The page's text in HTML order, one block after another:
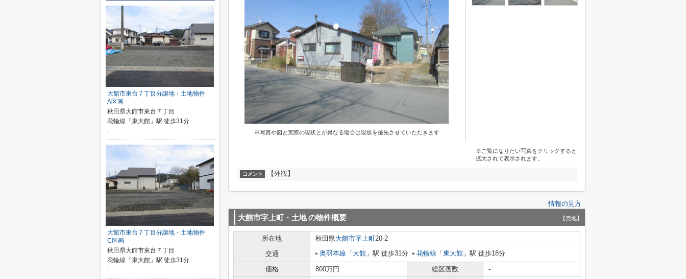
※写真や図と実際の現状とが異なる場合は現状を優先させていただきます
※ご覧になりたい写真をクリックすると
拡大されて表示されます。
コメント 【外観】
情報の見方
大館市字上町・土地の物件概要 【売地】
所在地 秋田県大館市字上町20-2
交通
奥羽本線 「 大館 」駅 徒歩31分 花輪線 「 東大館 」駅 徒歩18分
価格 800万円 総区画数
-
大館市東台７丁目分譲地・土地物件
A区画
秋田県大館市東台７丁目
花輪線「東大館」駅 徒歩31分
-
大館市東台７丁目分譲地・土地物件
C区画
秋田県大館市東台７丁目
花輪線「東大館」駅 徒歩31分
-